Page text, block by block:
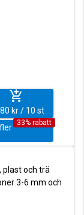
add_shopping_cart
kr / 10 st
33% rabatt
plast och trä
3-6 mm och